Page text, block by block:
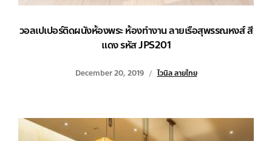
วอลเปเปอร์ติดผนังห้องพระ ห้องทำงาน ลายเรือสุพรรณหงส์ สี
แดง รหัส JPS201
December 20, 2019 ไวนิล ลายไทย